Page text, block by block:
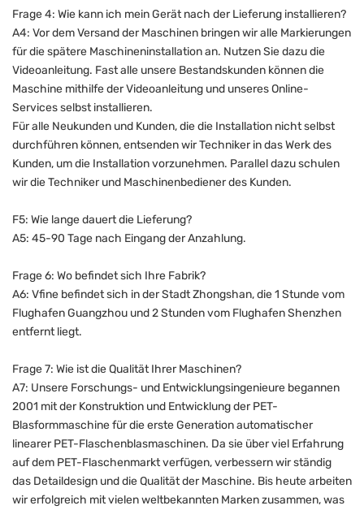
Frage 4: Wie kann ich mein Gerät nach der Lieferung installieren?
A4: Vor dem Versand der Maschinen bringen wir alle Markierungen
für die spätere Maschineninstallation an. Nutzen Sie dazu die
Videoanleitung. Fast alle unsere Bestandskunden können die
Maschine mithilfe der Videoanleitung und unseres Online-
Services selbst installieren.
Für alle Neukunden und Kunden, die die Installation nicht selbst
durchführen können, entsenden wir Techniker in das Werk des
Kunden, um die Installation vorzunehmen. Parallel dazu schulen
wir die Techniker und Maschinenbediener des Kunden.
F5: Wie lange dauert die Lieferung?
A5: 45-90 Tage nach Eingang der Anzahlung.
Frage 6: Wo befindet sich Ihre Fabrik?
A6: Vfine befindet sich in der Stadt Zhongshan, die 1 Stunde vom
Flughafen Guangzhou und 2 Stunden vom Flughafen Shenzhen
entfernt liegt.
Frage 7: Wie ist die Qualität Ihrer Maschinen?
A7: Unsere Forschungs- und Entwicklungsingenieure begannen
2001 mit der Konstruktion und Entwicklung der PET-
Blasformmaschine für die erste Generation automatischer
linearer PET-Flaschenblasmaschinen. Da sie über viel Erfahrung
auf dem PET-Flaschenmarkt verfügen, verbessern wir ständig
das Detaildesign und die Qualität der Maschine. Bis heute arbeiten
wir erfolgreich mit vielen weltbekannten Marken zusammen, was